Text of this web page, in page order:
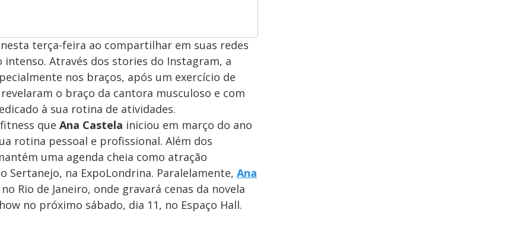
terça-feira ao compartilhar em suas redes
Através dos stories do Instagram, a
nos braços, após um exercício de
o braço da cantora musculoso e com
à sua rotina de atividades.
que Ana Castela iniciou em março do ano
rotina pessoal e profissional. Além dos
uma agenda cheia como atração
na ExpoLondrina. Paralelamente, Ana
Rio de Janeiro, onde gravará cenas da novela
no próximo sábado, dia 11, no Espaço Hall.